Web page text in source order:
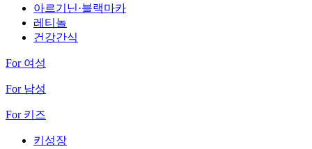
아르기닌·블랙마카
레티놀
건강간식
For 여성
For 남성
For 키즈
키성장